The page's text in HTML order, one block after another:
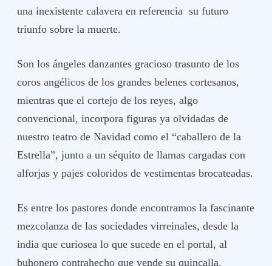
una inexistente calavera en referencia su futuro
triunfo sobre la muerte.
Son los ángeles danzantes gracioso trasunto de los
coros angélicos de los grandes belenes cortesanos,
mientras que el cortejo de los reyes, algo
convencional, incorpora figuras ya olvidadas de
nuestro teatro de Navidad como el “caballero de la
Estrella”, junto a un séquito de llamas cargadas con
alforjas y pajes coloridos de vestimentas brocateadas.
Es entre los pastores donde encontramos la fascinante
mezcolanza de las sociedades virreinales, desde la
india que curiosea lo que sucede en el portal, al
buhonero contrahecho que vende su quincalla.